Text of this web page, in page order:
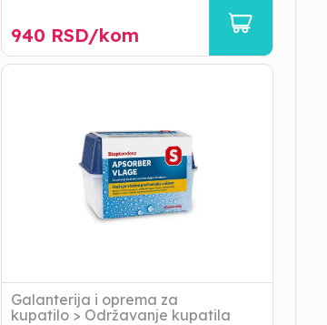
940 RSD/kom
APSORBER
Galanterija i oprema za
kupatilo > Održavanje kupatila